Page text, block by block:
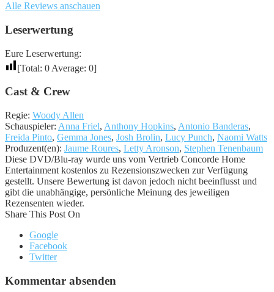
Alle Reviews anschauen
Leserwertung
Eure Leserwertung:
[Total: 0 Average: 0]
Cast & Crew
Regie: Woody Allen
Schauspieler: Anna Friel, Anthony Hopkins, Antonio Banderas,
Freida Pinto, Gemma Jones, Josh Brolin, Lucy Punch, Naomi Watts
Produzent(en): Jaume Roures, Letty Aronson, Stephen Tenenbaum
Diese DVD/Blu-ray wurde uns vom Vertrieb Concorde Home
Entertainment kostenlos zu Rezensionszwecken zur Verfügung
gestellt. Unsere Bewertung ist davon jedoch nicht beeinflusst und
gibt die unabhängige, persönliche Meinung des jeweiligen
Rezensenten wieder.
Share This Post On
Google
Facebook
Twitter
Kommentar absenden